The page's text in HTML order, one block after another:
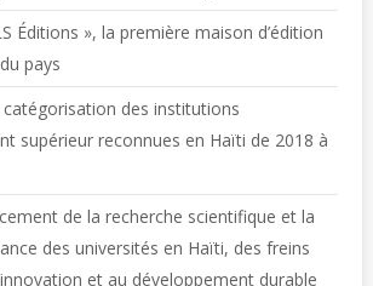
Éditions », la première maison d’édition
pays
des institutions
supérieur reconnues en Haïti de 2018 à
de la recherche scientifique et la
des universités en Haïti, des freins
et au développement durable